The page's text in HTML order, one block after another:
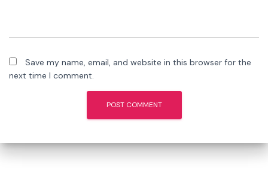
Save my name, email, and website in this browser for the
next time I comment.